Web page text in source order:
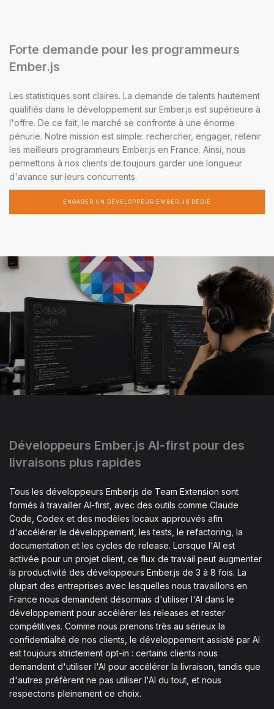
Forte demande pour les programmeurs
Ember.js
Les statistiques sont claires. La demande de talents hautement
qualifiés dans le développement sur Ember.js est supérieure à
l'offre. De ce fait, le marché se confronte à une énorme
pénurie. Notre mission est simple: rechercher, engager, retenir
les meilleurs programmeurs Ember.js en France. Ainsi, nous
permettons à nos clients de toujours garder une longueur
d'avance sur leurs concurrents.
ENGAGER UN DÉVELOPPEUR EMBER.JS DÉDIÉ
Développeurs Ember.js AI-first pour des
livraisons plus rapides
Tous les développeurs Ember.js de Team Extension sont
formés à travailler AI-first, avec des outils comme Claude
Code, Codex et des modèles locaux approuvés afin
d'accélérer le développement, les tests, le refactoring, la
documentation et les cycles de release. Lorsque l'AI est
activée pour un projet client, ce flux de travail peut augmenter
la productivité des développeurs Ember.js de 3 à 8 fois. La
plupart des entreprises avec lesquelles nous travaillons en
France nous demandent désormais d'utiliser l'AI dans le
développement pour accélérer les releases et rester
compétitives. Comme nous prenons très au sérieux la
confidentialité de nos clients, le développement assisté par AI
est toujours strictement opt-in : certains clients nous
demandent d'utiliser l'AI pour accélérer la livraison, tandis que
d'autres préfèrent ne pas utiliser l'AI du tout, et nous
respectons pleinement ce choix.